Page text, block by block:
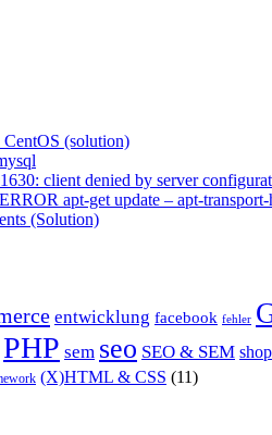
(solution)
client denied by server
apt-get update – apt-
(Solution)
entwicklung facebook fehler
PHP sem seo SEO & SEM shop
(X)HTML & CSS (11)